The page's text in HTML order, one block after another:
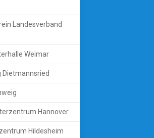
Landesverband
Weimar
Dietmannsried
Hannover
Hildesheim